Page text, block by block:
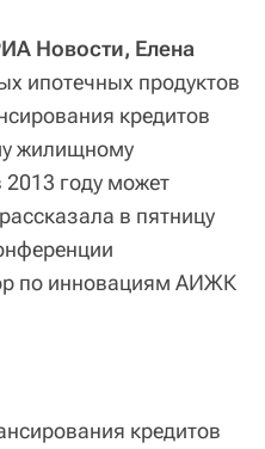
Новости, Елена
ипотечных продуктов
кредитов
жилищному
году может
в пятницу
по инновациям АИЖК
кредитов